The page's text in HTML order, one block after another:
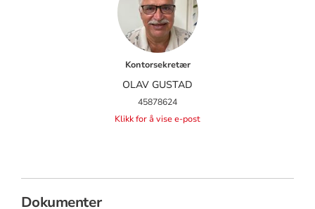
Kontorsekretær
OLAV GUSTAD
45878624
Klikk for å vise e-post
Dokumenter